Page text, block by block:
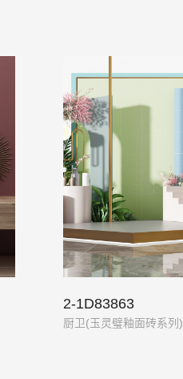
2-1D83863
厨卫(玉灵璧釉面砖系列)